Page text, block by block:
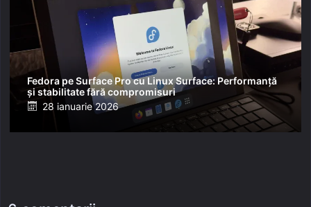
Fedora pe Surface Pro cu Linux Surface: Performanță
și stabilitate fără compromisuri
Posted
28 ianuarie 2026